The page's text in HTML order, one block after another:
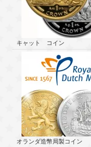
キャット コイン
オランダ造幣局製コイン